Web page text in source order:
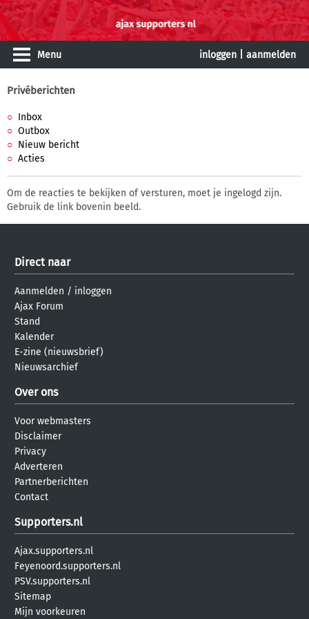
Menu inloggen aanmelden
Privéberichten
Inbox
Outbox
Nieuw bericht
Acties
Om de reacties te bekijken of versturen, moet je ingelogd zijn.
Gebruik de link bovenin beeld.
Direct naar
Aanmelden / inloggen
Ajax Forum
Stand
Kalender
E-zine (nieuwsbrief)
Nieuwsarchief
Over ons
Voor webmasters
Disclaimer
Privacy
Adverteren
Partnerberichten
Contact
Supporters.nl
Ajax.supporters.nl
Feyenoord.supporters.nl
PSV.supporters.nl
Sitemap
Mijn voorkeuren